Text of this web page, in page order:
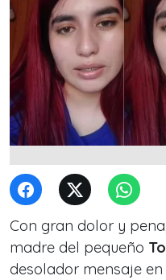
Con gran dolor y
madre del pequeño
desolador mensaje